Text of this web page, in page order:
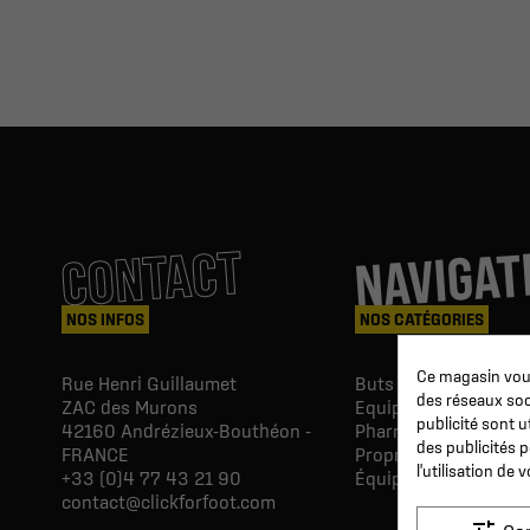
CONTACT
NOS INFOS
Rue Henri Guillaumet
ZAC des Murons
42160 Andrézieux-Bouthéon -
FRANCE
+33 (0)4 77 43 21 90
contact@clickforfoot.com
NOS CATÉGORIES
Buts & Abris football
Equipements du
Pharmacie & Soins
Proprio &
Équipements du
Ce magasin
des réseaux
publicité sont
des publicités
l'utilisation de